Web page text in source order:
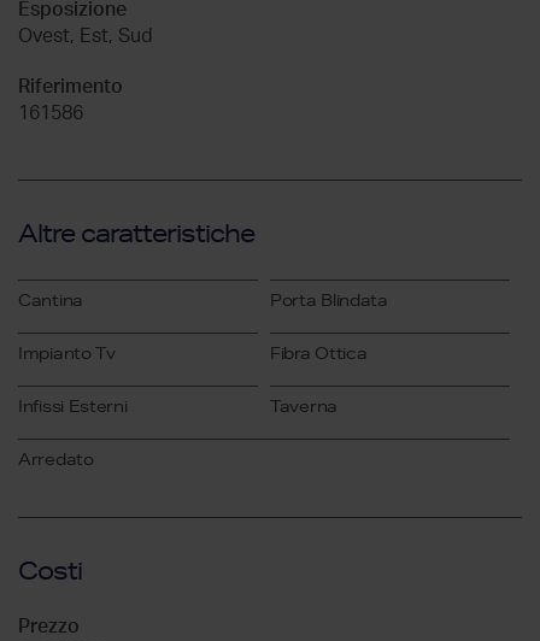
Esposizione
Ovest, Est, Sud
Riferimento
161586
Altre caratteristiche
Cantina Porta Blindata
Impianto Tv Fibra Ottica
Infissi Esterni Taverna
Arredato
Costi
Prezzo